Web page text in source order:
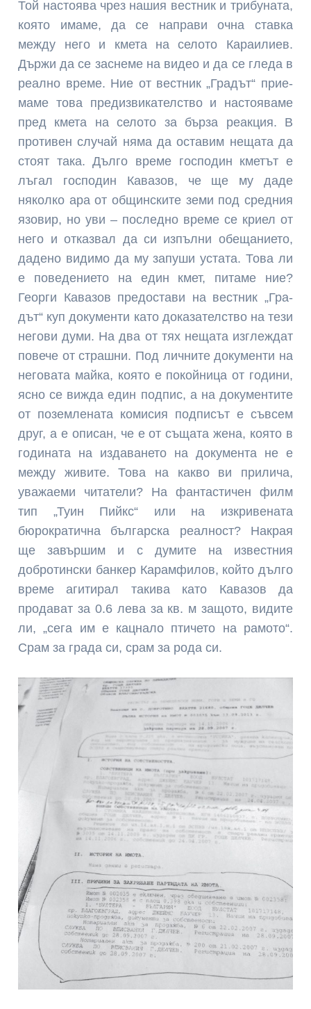
Той настоява чрез на­шия вестник и трибу­ната,
която имаме, да се направи очна став­ка
между него и кмета на селото Караилиев.
Държи да се заснеме на видео и да се гледа в
реално време. Ние от вестник „Градът“ прие­
маме това предизвика­телство и настояваме
пред кмета на селото за бърза реакция. В
проти­вен случай няма да ос­тавим нещата да
стоят така. Дълго време гос­подин кметът е
лъгал господин Кавазов, че ще му даде
няколко ара от общинските земи под средния
язовир, но уви – последно време се кри­ел от
него и отказвал да си изпълни обещанието,
дадено видимо да му запуши устата. Това ли
е поведението на един кмет, питаме ние?
Георги Кавазов предостави на вестник „Гра­
дът“ куп документи като до­казателство на тези
негови думи. На два от тях нещата изглеждат
повече от страшни. Под личните документи на
неговата майка, която е покойница от години,
ясно се вижда един подпис, а на документите
от поземлената комисия подписът е съвсем
друг, а е описан, че е от съ­щата жена, която в
годината на издаването на документа не е
между живите. Това на какво ви прилича,
уважаеми читатели? На фантастичен филм
тип „Туин Пийкс“ или на изкривената
бюрократична българ­ска ре­алност? Накрая
ще за­вършим и с думите на известния
добротински банкер Карамфилов, който дълго
време агитирал такива като Кавазов да
продават за 0.6 лева за кв. м защото, ви­дите
ли, „сега им е кацнало птичето на рамото“.
Срам за града си, срам за рода си.